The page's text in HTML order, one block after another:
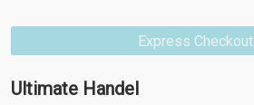
Express Checkout
Ultimate Handel